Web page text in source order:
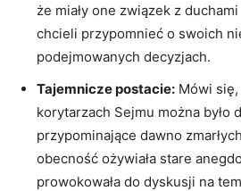
że miały one związek z
chcieli przypomnieć o swoich
podejmowanych decyzjach.
Tajemnicze postacie: Mówi
korytarzach Sejmu można było
przypominające dawno
obecność ożywiała stare
prowokowała do dyskusji na